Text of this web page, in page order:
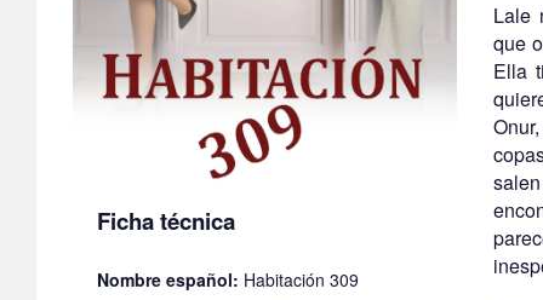
Ficha técnica
Nombre español: Habitación 309
Lale
que
Ella